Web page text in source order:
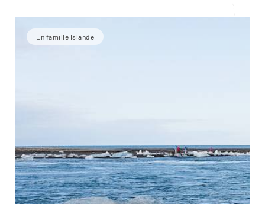
En famille Islande